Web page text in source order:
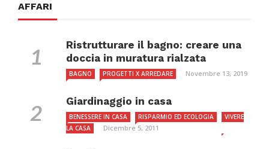
AFFARI
Ristrutturare il bagno: creare una
doccia in muratura rialzata
BAGNO PROGETTI X ARREDARE Novembre 13, 2019
Giardinaggio in casa
BENESSERE IN CASA RISPARMIO ED ECOLOGIA
VIVERE
LA CASA
Dicembre 5, 2011